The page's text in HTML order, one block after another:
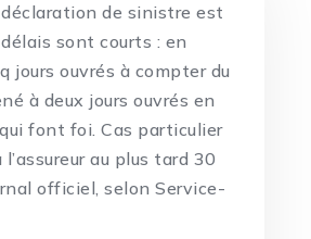
de sinistre est
sont courts : en
jours ouvrés à compter du
à deux jours ouvrés en
font foi. Cas particulier
au plus tard 30
officiel, selon Service-